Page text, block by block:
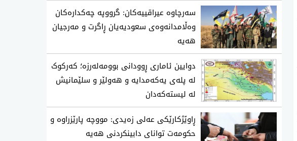
سەرچاوە عیراقییەکان: گرووپە چەکدارەکان
وەڵامدانەوەی سعودیەیان ڕاگرت و مەرجیان
هەیە
دوایین ئاماری ڕوودانی بوومەلەرزە؛ کەرکوک
لە پلەی یەکەمدایە و هەولێر و سلێمانیش
لە لیستەکەدان
ڕاوێژکارێکی عەلی زەیدی: مووچە پارێزراوە و
حکومەت توانای دابینکردنی هەیە